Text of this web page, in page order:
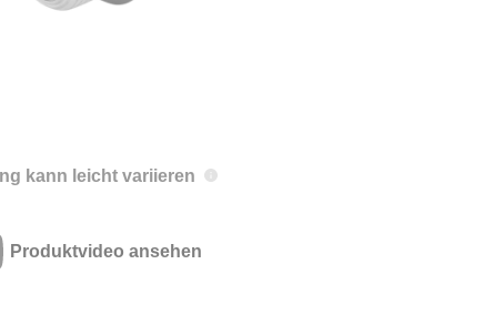
kann leicht variieren
Produktvideo ansehen